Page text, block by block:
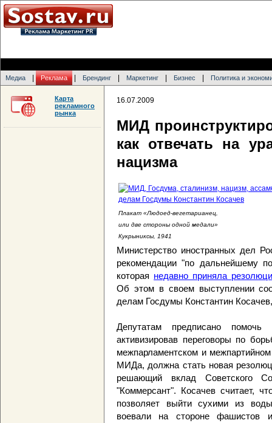
Медиа Реклама Брендинг Маркетинг Бизнес Политика и
16.07.2009
МИД
как отвечать на
нацизма
Плакат «Людоед-вегетарианец,
или две стороны одной медали»
Кукрыниксы, 1941
Министерство иностранных дел
рекомендации "по дальнейшему
которая недавно приняла
Об этом в своем выступлении
делам Госдумы Константин
Депутатам предписано
активизировав переговоры по
межпарламентском и
МИДа, должна стать новая
решающий вклад Советского
"Коммерсант". Косачев считает,
позволяет выйти сухими из
воевали на стороне фашистов
Карта
рекламного
рынка